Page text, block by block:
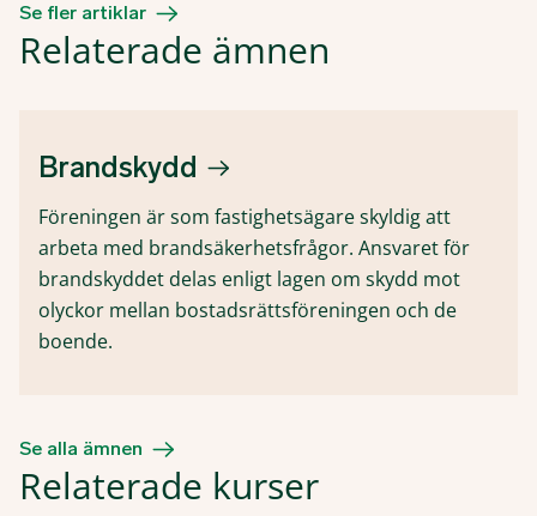
Se fler artiklar
Relaterade ämnen
Brandskydd
Föreningen är som fastighetsägare skyldig att
arbeta med brandsäkerhetsfrågor. Ansvaret för
brandskyddet delas enligt lagen om skydd mot
olyckor mellan bostadsrättsföreningen och de
boende.
Se alla ämnen
Relaterade kurser